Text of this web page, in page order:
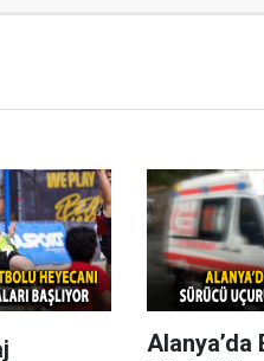
Alanya’da